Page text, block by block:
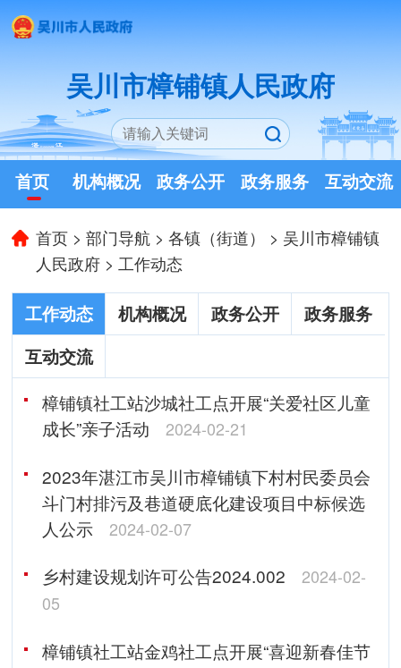
吴川市樟铺镇人民政府
首页 机构概况 政务公开 政务服务 互动交流
首页 >部门导航 >各镇（街道） > 吴川市樟铺镇
人民政府 > 工作动态
工作动态 机构概况 政务公开
政务服务
互动交流
樟铺镇社工站沙城社工点开展“关爱社区儿童
成长”亲子活动
2024-02-21
2023年湛江市吴川市樟铺镇下村村民委员会
斗门村排污及巷道硬底化建设项目中标候选
人公示
2024-02-07
乡村建设规划许可公告2024.002
2024-02-
05
樟铺镇社工站金鸡社工点开展“喜迎新春佳节